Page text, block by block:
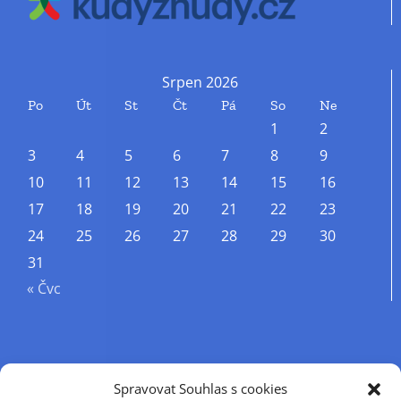
Spravovat Souhlas s cookies
Srpen 2026
Po Út St Čt Pá So Ne
1
2
3
4 5 6 7 8
9
10
11 12 13 14 15
16
17
18 19 20 21 22
23
24
25 26 27 28 29
30
31
« Čvc
Příjmení